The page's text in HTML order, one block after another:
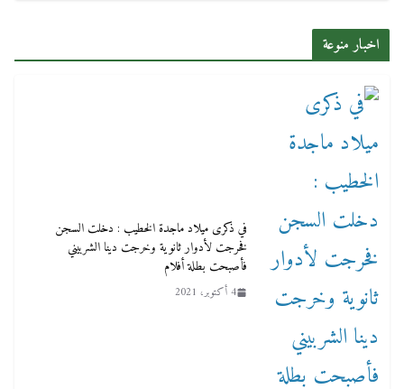
اخبار منوعة
في ذكرى ميلاد ماجدة الخطيب : دخلت السجن
فخرجت لأدوار ثانوية وخرجت دينا الشربيني
فأصبحت بطلة أفلام
4 أكتوبر، 2021